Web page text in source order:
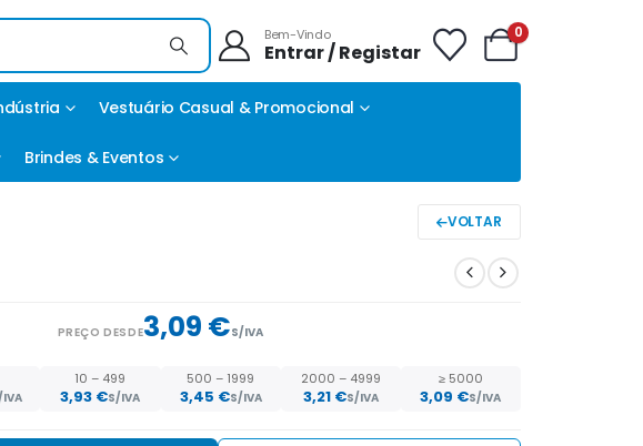
Bem-Vindo
Entrar / Registar
0
Vestuário Casual & Promocional
Brindes & Eventos
VOLTAR
PREÇO DESDE3,09 €S/IVA
IVA
10 – 499
3,93 €S/IVA
500 – 1999
3,45 €S/IVA
2000 – 4999
3,21 €S/IVA
≥ 5000
3,09 €S/IVA